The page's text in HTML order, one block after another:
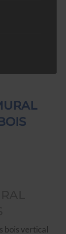
bois vertical